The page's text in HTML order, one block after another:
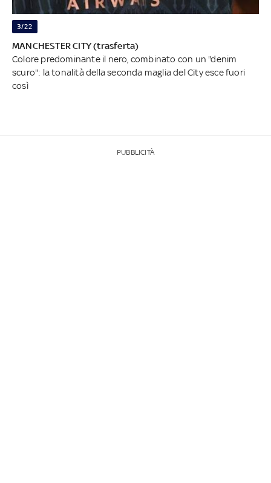
3/22
MANCHESTER CITY (trasferta)
Colore predominante il nero, combinato con un "denim
scuro": la tonalità della seconda maglia del City esce fuori
così
PUBBLICITÀ